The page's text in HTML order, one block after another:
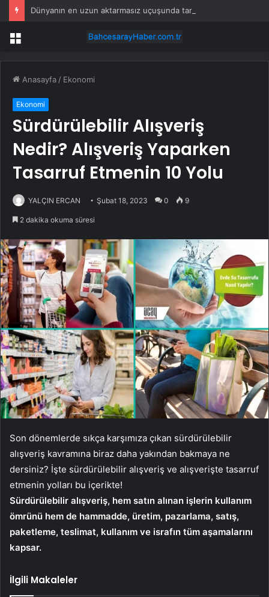
Menü
Anasayfa / Ekonomi
Ekonomi
Sürdürülebilir Alışveriş
Nedir? Alışveriş Yaparken
Tasarruf Etmenin 10 Yolu
YALÇIN ERCAN Şubat 18, 2023 0 9
2 dakika okuma süresi
Son dönemlerde sıkça karşımıza çıkan sürdürülebilir
alışveriş kavramına biraz daha yakından bakmaya ne
dersiniz? İşte sürdürülebilir alışveriş ve alışverişte tasarruf
etmenin yolları bu içerikte!
Sürdürülebilir alışveriş, hem satın alınan işlerin kullanım
ömrünü hem de hammadde, üretim, pazarlama, satış,
paketleme, teslimat, kullanım ve israfın tüm aşamalarını
kapsar.
İlgili Makaleler